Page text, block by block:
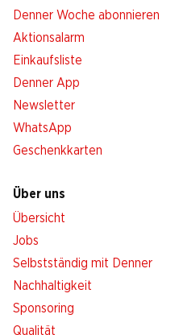
Denner Woche abonnieren
Aktionsalarm
Einkaufsliste
Denner App
Newsletter
WhatsApp
Geschenkkarten
Über uns
Übersicht
Jobs
Selbstständig mit Denner
Nachhaltigkeit
Sponsoring
Qualität